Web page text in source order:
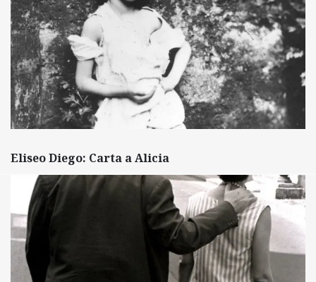
Eliseo Diego: Carta a Alicia